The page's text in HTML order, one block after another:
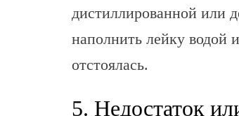
дистиллированной или
наполнить лейку водой
отстоялась.
5. Недостаток